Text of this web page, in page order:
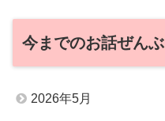
今までのお話ぜんぶ
2026年5月